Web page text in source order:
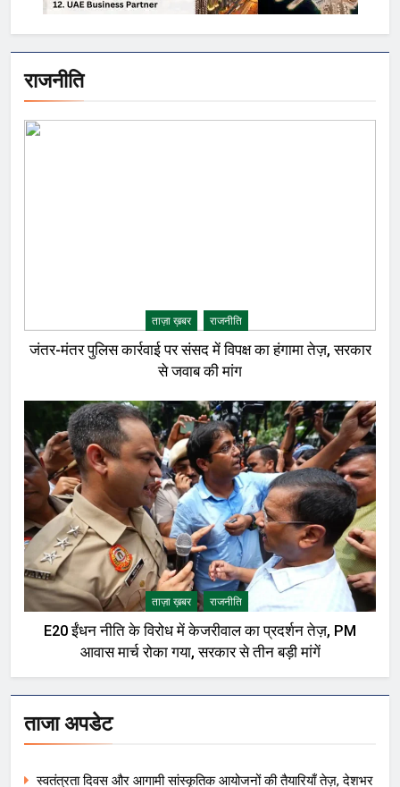
राजनीति
ताज़ा ख़बर राजनीति
जंतर-मंतर पुलिस कार्रवाई पर संसद में विपक्ष का हंगामा तेज़, सरकार
से जवाब की मांग
ताज़ा ख़बर राजनीति
E20 ईंधन नीति के विरोध में केजरीवाल का प्रदर्शन तेज़, PM
आवास मार्च रोका गया, सरकार से तीन बड़ी मांगें
ताजा अपडेट
स्वतंत्रता दिवस और आगामी सांस्कृतिक आयोजनों की तैयारियाँ तेज़, देशभर